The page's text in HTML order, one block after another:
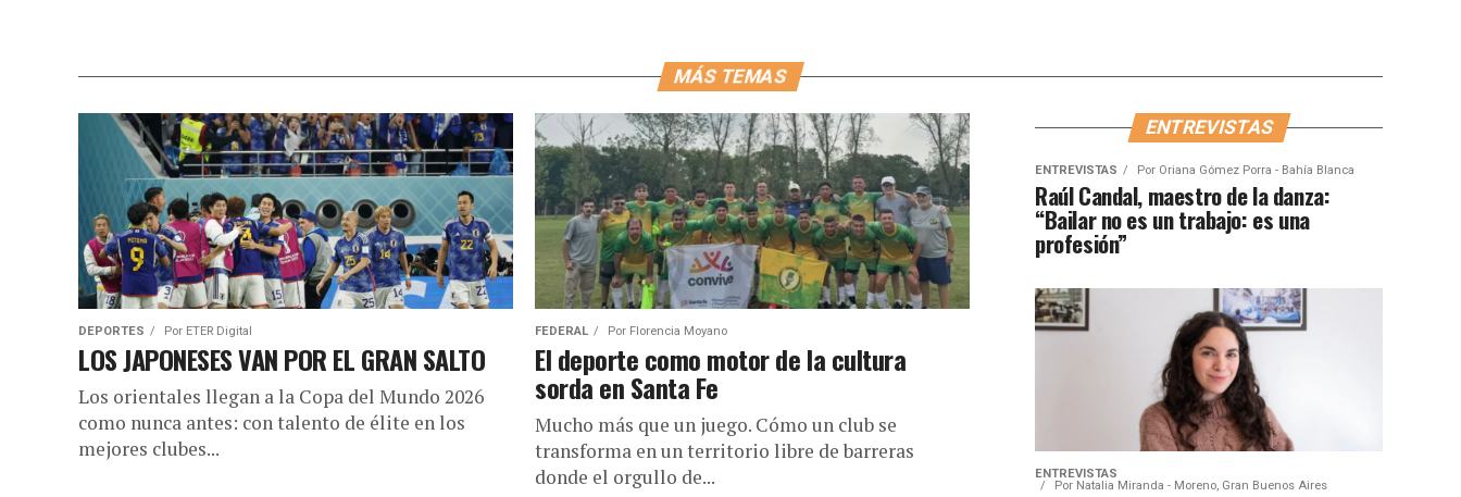
MÁS TEMAS
DEPORTES Por ETER Digital
LOS JAPONESES VAN POR EL GRAN SALTO
Los orientales llegan a la Copa del Mundo 2026
como nunca antes: con talento de élite en los
mejores clubes...
FEDERAL Por Florencia Moyano
El deporte como motor de la cultura
sorda en Santa Fe
Mucho más que un juego. Cómo un club se
transforma en un territorio libre de barreras
donde el orgullo de...
ENTREVISTAS
ENTREVISTAS Por Oriana Gómez Porra - Bahía Blanca
Raúl Candal, maestro de la danza:
“Bailar no es un trabajo: es una
profesión”
ENTREVISTAS
Por Natalia Miranda - Moreno, Gran Buenos Aires